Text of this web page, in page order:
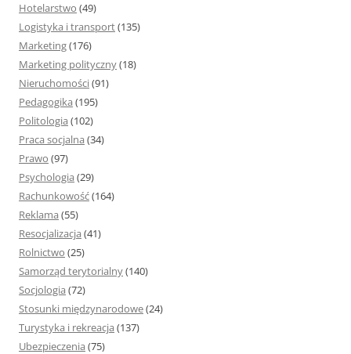
Hotelarstwo (49)
Logistyka i transport(135)
Marketing(176)
Marketing polityczny(18)
Nieruchomości(91)
Pedagogika (195)
Politologia (102)
Praca socjalna (34)
Prawo (97)
Psychologia (29)
Rachunkowość(164)
Reklama (55)
Resocjalizacja (41)
Rolnictwo (25)
Samorząd terytorialny(140)
Socjologia (72)
Stosunki międzynarodowe(24)
Turystyka i rekreacja (137)
Ubezpieczenia (75)